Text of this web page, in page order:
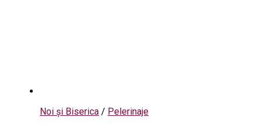
Noi și Biserica / Pelerinaje